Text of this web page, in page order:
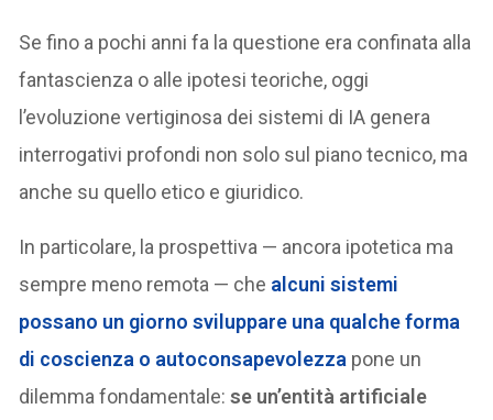
Se fino a pochi anni fa la questione era confinata alla
fantascienza o alle ipotesi teoriche, oggi
l’evoluzione vertiginosa dei sistemi di IA genera
interrogativi profondi non solo sul piano tecnico, ma
anche su quello etico e giuridico.
In particolare, la prospettiva — ancora ipotetica ma
sempre meno remota — che alcuni sistemi
possano un giorno sviluppare una qualche forma
di coscienza o autoconsapevolezza pone un
dilemma fondamentale:se un’entità artificiale